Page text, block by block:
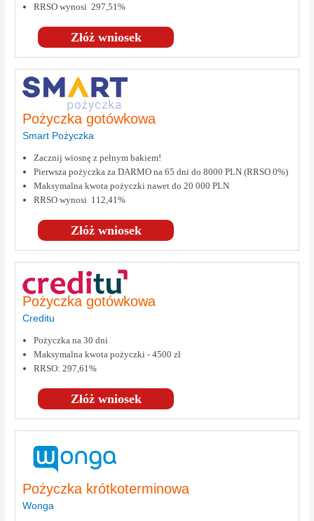
Złóż wniosek
RRSO wynosi 297,51%
Pożyczka gotówkowa
Smart Pożyczka
Złóż wniosek
Zacznij wiosnę z pełnym bakiem!
Pierwsza pożyczka za DARMO na 65 dni do 8000 PLN (RRSO 0%)
Maksymalna kwota pożyczki nawet do 20 000 PLN
RRSO wynosi 112,41%
Pożyczka gotówkowa
Creditu
Złóż wniosek
Pożyczka na 30 dni
Maksymalna kwota pożyczki - 4500 zł
RRSO: 297,61%
Pożyczka krótkoterminowa
Wonga